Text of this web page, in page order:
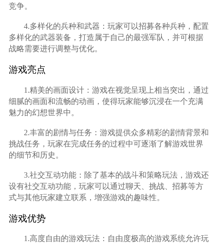
竞争。
4.多样化的兵种和武器：玩家可以招募各种兵种，配置
多样化的武器装备，打造属于自己的最强军队，并可根据
战略需要进行调整与优化。
游戏亮点
1.精美的画面设计：游戏在视觉呈现上相当突出，通过
细腻的画面和流畅的动画，使得玩家能够沉浸在一个充满
魅力的幻想世界中。
2.丰富的剧情与任务：游戏提供众多精彩的剧情背景和
挑战任务，玩家在完成任务的过程中可逐渐了解游戏世界
的细节和历史。
3.社交互动功能：除了基本的战斗和策略玩法，游戏还
设有社交互动功能，玩家可以通过聊天、挑战、招募等方
式与其他玩家建立联系，增强游戏的趣味性。
游戏优势
1.高度自由的游戏玩法：自由度极高的游戏系统允许玩